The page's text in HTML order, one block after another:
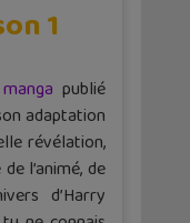
1
publié
adaptation
révélation,
l’animé, de
d’Harry